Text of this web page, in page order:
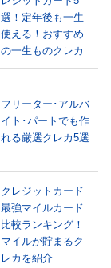
選！定年後も一生
使える！おすすめ
の一生ものクレカ
フリーター･アルバ
イト･パートでも作
れる厳選クレカ5選
クレジットカード
最強マイルカード
比較ランキング！
マイルが貯まるク
レカを紹介